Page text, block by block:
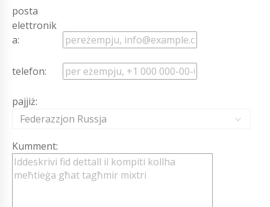
posta
elettronik
a:
telefon:
pajjiż:
Federazzjon Russja
Kumment: